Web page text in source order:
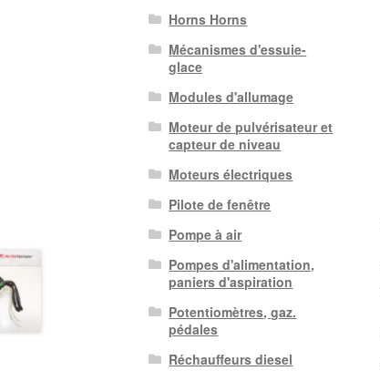
Horns Horns
Mécanismes d'essuie-
glace
Modules d'allumage
Moteur de pulvérisateur et
capteur de niveau
Moteurs électriques
Pilote de fenêtre
Pompe à air
Pompes d'alimentation,
paniers d'aspiration
Potentiomètres, gaz.
pédales
Réchauffeurs diesel